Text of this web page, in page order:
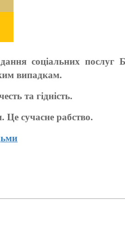
соціальних послуг
випадкам.
та гідність.
Це сучасне рабство.